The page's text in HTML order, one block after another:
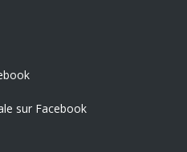
sur Facebook